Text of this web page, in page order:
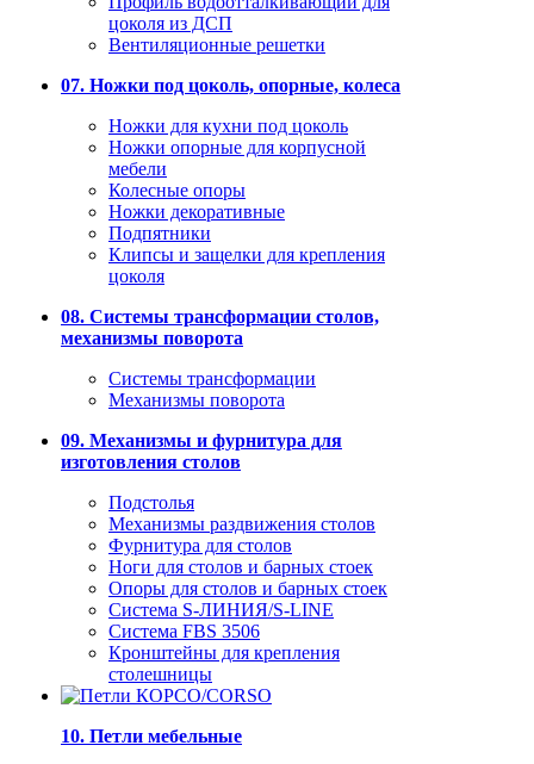
цоколя из ДСП
Вентиляционные решетки
07. Ножки под цоколь, опорные, колеса
Ножки для кухни под цоколь
Ножки опорные для корпусной
мебели
Колесные опоры
Ножки декоративные
Подпятники
Клипсы и защелки для крепления
цоколя
08. Системы трансформации столов,
механизмы поворота
Системы трансформации
Механизмы поворота
09. Механизмы и фурнитура для
изготовления столов
Подстолья
Механизмы раздвижения столов
Фурнитура для столов
Ноги для столов и барных стоек
Опоры для столов и барных стоек
Система S-ЛИНИЯ/S-LINE
Система FBS 3506
Кронштейны для крепления
столешницы
10. Петли мебельные